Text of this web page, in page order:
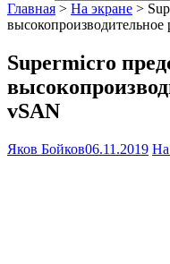
Главная > На экране >
Supermicro
vSAN
Яков Бойков06.11.2019 На